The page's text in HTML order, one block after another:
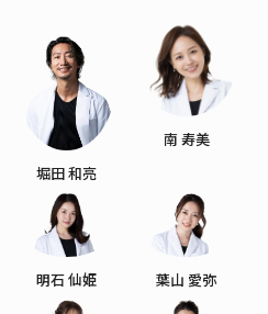
堀田 和亮
南 寿美
明石 仙姫 葉山 愛弥